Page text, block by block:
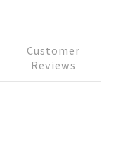
Customer
Reviews